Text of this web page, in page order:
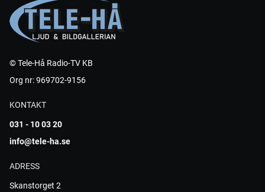
© Tele-Hå Radio-TV KB
Org nr: 969702-9156
KONTAKT
031 - 10 03 20
info@tele-ha.se
ADRESS
Skanstorget 2